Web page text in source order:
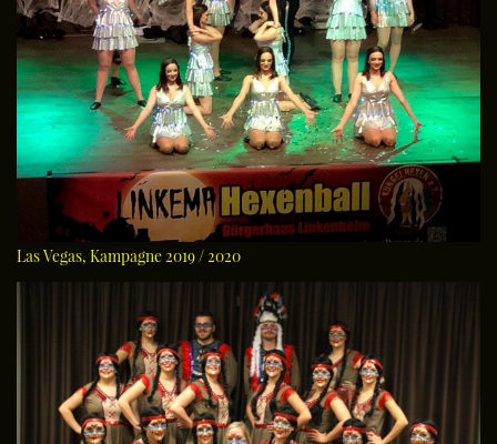
Las Vegas, Kampagne 2019 / 2020